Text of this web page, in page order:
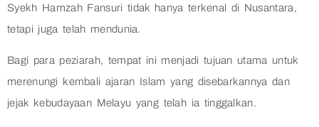
Syekh Hamzah Fansuri tidak hanya terkenal di Nusantara,
tetapi juga telah mendunia.
Bagi para peziarah, tempat ini menjadi tujuan utama untuk
merenungi kembali ajaran Islam yang disebarkannya dan
jejak kebudayaan Melayu yang telah ia tinggalkan.